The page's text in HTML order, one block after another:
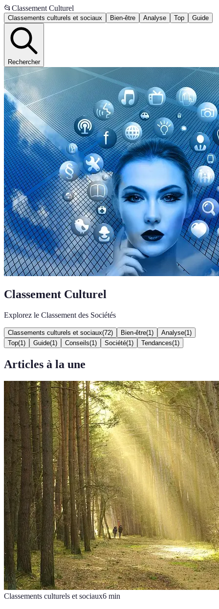
📂 Classement Culturel
Classements culturels et sociaux Bien-être Analyse Top Guide
Rechercher
Classement Culturel
Explorez le Classement des Sociétés
Classements culturels et sociaux(72) Bien-être(1 ) Analyse(1 )
Top(1 ) Guide(1 ) Conseils(1 ) Société(1 ) Tendances(1 )
Articles à la une
Classements culturels et sociaux6 min